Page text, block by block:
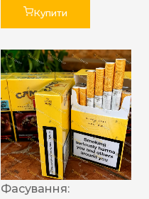
Купити
Фасування: